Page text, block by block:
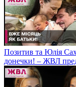
Позитив та Юлія
донечки! – ЖВЛ